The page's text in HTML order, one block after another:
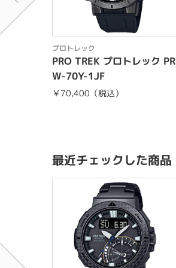
プロトレック
PRO TREK プロトレック PR
W-70Y-1JF
￥70,400（税込）
最近チェックした商品